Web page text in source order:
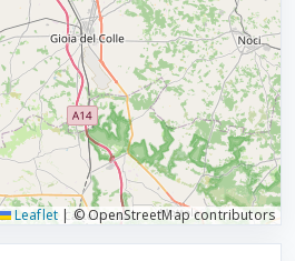
Leaflet |© OpenStreetMap contributors